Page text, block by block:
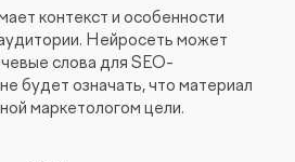
контекст и особенности
Нейросеть может
слова для SEO-
будет означать, что материал
маркетологом цели.